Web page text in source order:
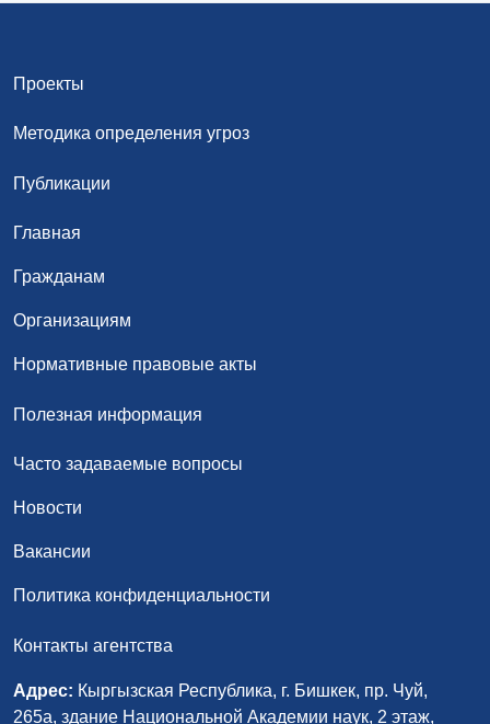
Проекты
Методика определения угроз
Публикации
Главная
Гражданам
Организациям
Нормативные правовые акты
Полезная информация
Часто задаваемые вопросы
Новости
Вакансии
Политика конфиденциальности
Контакты агентства
Адрес: Кыргызская Республика, г. Бишкек, пр. Чуй,
265а, здание Национальной Академии наук, 2 этаж,